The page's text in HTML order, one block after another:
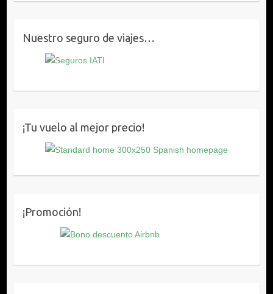
Nuestro seguro de viajes…
¡Tu vuelo al mejor precio!
¡Promoción!